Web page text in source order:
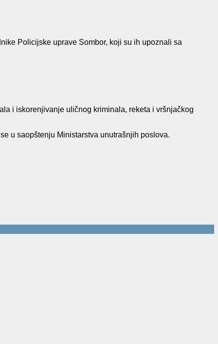
Policijske uprave Sombor, koji su ih upoznali sa
i iskorenjivanje uličnog kriminala, reketa i vršnjačkog
u saopštenju Ministarstva unutrašnjih poslova.